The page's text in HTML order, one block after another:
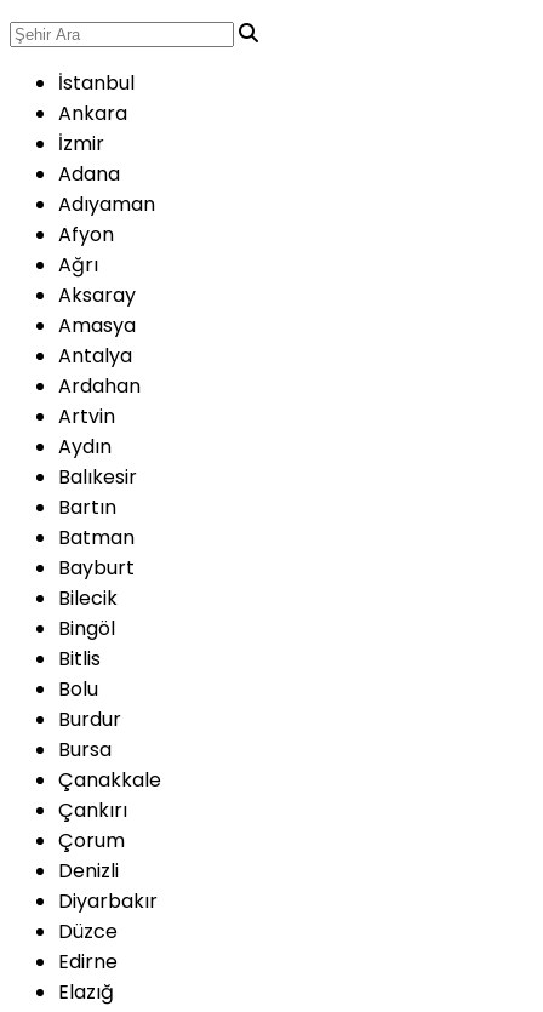
İstanbul
Ankara
İzmir
Adana
Adıyaman
Afyon
Ağrı
Aksaray
Amasya
Antalya
Ardahan
Artvin
Aydın
Balıkesir
Bartın
Batman
Bayburt
Bilecik
Bingöl
Bitlis
Bolu
Burdur
Bursa
Çanakkale
Çankırı
Çorum
Denizli
Diyarbakır
Düzce
Edirne
Elazığ